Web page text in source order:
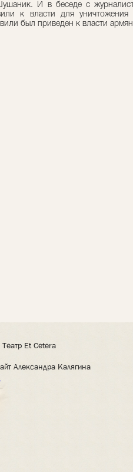
И в беседе с
к власти для
был приведен к власти
Et Cetera
Александра Калягина